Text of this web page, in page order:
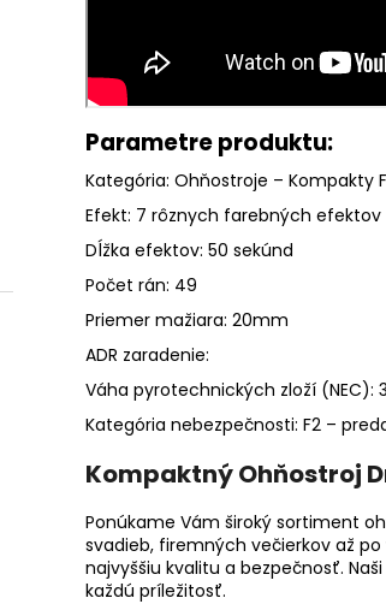
Parametre produktu:
Kategória: Ohňostroje – Kompakty
Efekt: 7 rôznych farebných efektov
Dĺžka efektov: 50 sekúnd
Počet rán: 49
Priemer mažiara: 20mm
ADR zaradenie:
Váha pyrotechnických zloží (NEC):
Kategória nebezpečnosti: F2 –
Kompaktný Ohňostroj
Ponúkame Vám široký sortiment
svadieb, firemných večierkov až
najvyššiu kvalitu a bezpečnosť.
každú príležitosť.